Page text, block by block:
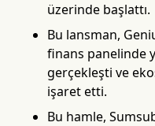
üzerinde başlattı.
Bu lansman,
finans panelinde
gerçekleşti ve
işaret etti.
Bu hamle,